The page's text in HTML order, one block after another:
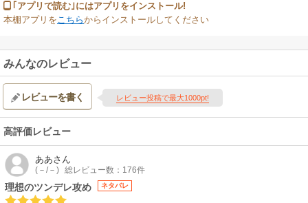
｢アプリで読む｣にはアプリをインストール!
本棚アプリをこちらからインストールしてください
みんなのレビュー
レビューを書く レビュー投稿で最大1000pt!
高評価レビュー
ああさん
(－/－) 総レビュー数：176件
理想のツンデレ攻め ネタバレ